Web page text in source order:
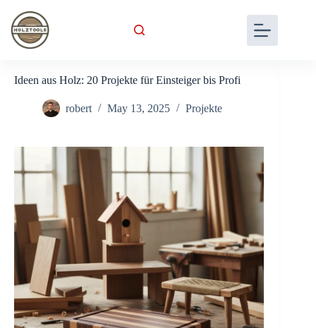
content
Ideen aus Holz: 20 Projekte für Einsteiger bis Profi
robert May 13, 2025 Projekte